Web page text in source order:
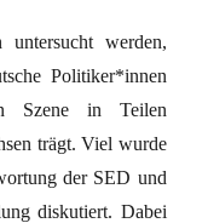
werden,
Politiker*innen
Szene in Teilen
trägt. Viel wurde
der SED und
diskutiert. Dabei